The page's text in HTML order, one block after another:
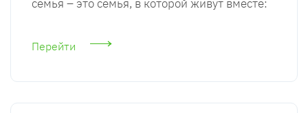
семья – это семья, в которой живут вместе:
Перейти